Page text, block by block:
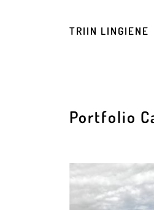
TRIIN LINGIENE
Portfolio